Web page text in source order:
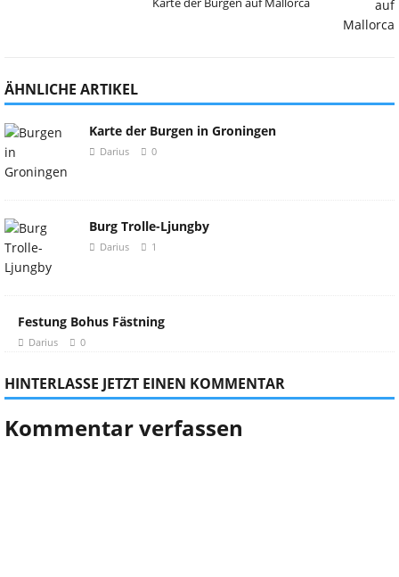
ÄHNLICHE ARTIKEL
Karte der Burgen in Groningen
Darius 0
Burg Trolle-Ljungby
Darius 1
Festung Bohus Fästning
Darius 0
HINTERLASSE JETZT EINEN KOMMENTAR
Kommentar verfassen